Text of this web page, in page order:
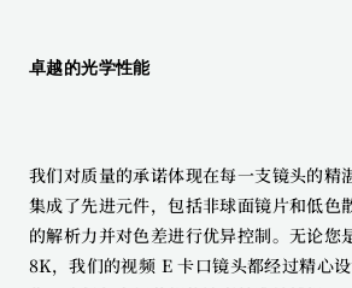
卓越的光学性能
我们对质量的承诺体现在每一支镜头的精
集成了先进元件，包括非球面镜片和低色
的解析力并对色差进行优异控制。无论您
8K，我们的视频 E 卡口镜头都经过精心